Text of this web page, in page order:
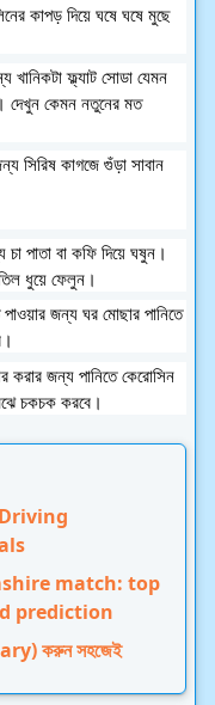
কাপড় দিয়ে ঘষে ঘষে মুছে
খানিকটা ফ্ল্যাট সোডা যেমন
দেখুন কেমন নতুনের মত
সিরিষ কাগজে গুঁড়া সাবান
পাতা বা কফি দিয়ে ঘষুন।
ধুয়ে ফেলুন।
জন্য ঘর মোছার পানিতে
করার জন্য পানিতে কেরোসিন
চকচক করবে।
match: top
prediction
করুন সহজেই